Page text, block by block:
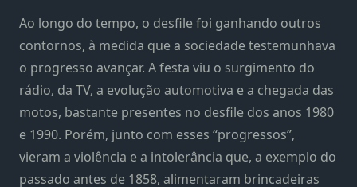
Ao longo do tempo, o desfile foi ganhando outros
contornos, à medida que a sociedade testemunhava
o progresso avançar. A festa viu o surgimento do
rádio, da TV, a evolução automotiva e a chegada das
motos, bastante presentes no desfile dos anos 1980
e 1990. Porém, junto com esses “progressos”,
vieram a violência e a intolerância que, a exemplo do
passado antes de 1858, alimentaram brincadeiras